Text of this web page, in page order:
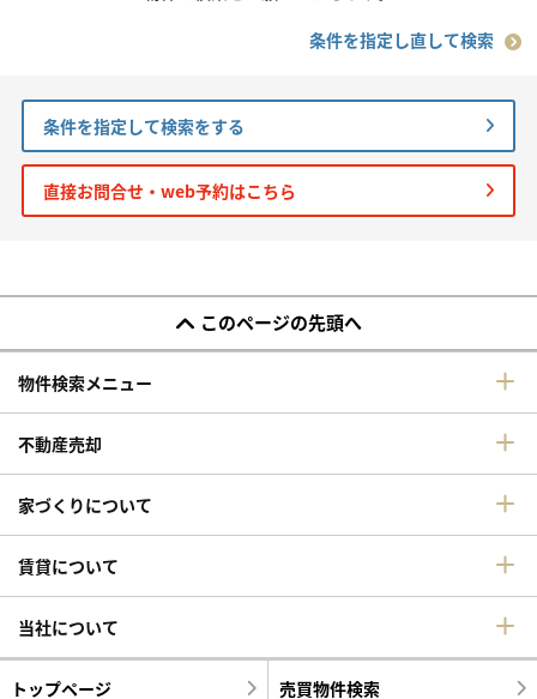
条件を指定し直して検索
条件を指定して検索をする
直接お問合せ・web予約はこちら
このページの先頭へ
物件検索メニュー
不動産売却
家づくりについて
賃貸について
当社について
トップページ 売買物件検索